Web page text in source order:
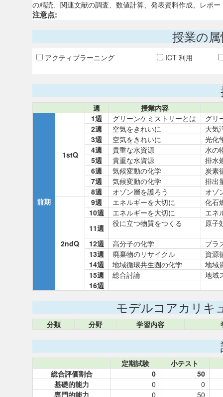
の精読、関連文献の調査、数値計算、発表資料作成、レポ
注意点:
授業の
アクティブラーニング ICT 利用
週 授業内容
前期
1stQ
1週 グリーンケミストリーとは
グリ
2週
空気をきれいに
大気
3週
空気をきれいに
光化
4週
貴重な水資源
水の
5週
貴重な水資源
排水
6週
気候変動の化学
炭素
7週
気候変動の化学
排出
8週
オゾン層を護ろう オゾ
2ndQ
9週 エネルギーを大切に
化石
10週
エネルギーを大切に
エネ
11週
役に立つ物質をつくる 原子
12週 高分子の化学
プラ
13週
廃棄物のリサイクル
資源
14週
地域循環共生圏の化学
地域
15週
総合討論
地域
16週
モデルコアカリキ
分類 分野 学習内容
定期試験
小テスト
総合評価割合
0
50
基礎的能力
0
0
専門的能力
0 50